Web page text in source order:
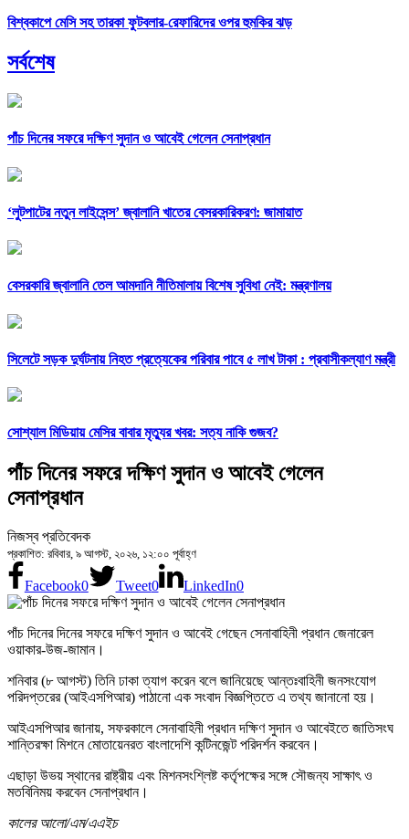
বিশ্বকাপে মেসি সহ তারকা ফুটবলার-রেফারিদের ওপর হুমকির ঝড়
সর্বশেষ
পাঁচ দিনের সফরে দক্ষিণ সুদান ও আবেই গেলেন সেনাপ্রধান
‘লুটপাটের নতুন লাইসেন্স’ জ্বালানি খাতের বেসরকারিকরণ: জামায়াত
বেসরকারি জ্বালানি তেল আমদানি নীতিমালায় বিশেষ সুবিধা নেই: মন্ত্রণালয়
সিলেটে সড়ক দুর্ঘটনায় নিহত প্রত্যেকের পরিবার পাবে ৫ লাখ টাকা : প্রবাসীকল্যাণ মন্ত্রী
সোশ্যাল মিডিয়ায় মেসির বাবার মৃত্যুর খবর: সত্য নাকি গুজব?
পাঁচ দিনের সফরে দক্ষিণ সুদান ও আবেই গেলেন
সেনাপ্রধান
নিজস্ব প্রতিবেদক
প্রকাশিত: রবিবার, ৯ আগস্ট, ২০২৬, ১২:০০ পূর্বাহ্ণ
Facebook0 Tweet0 LinkedIn0
পাঁচ দিনের দিনের সফরে দক্ষিণ সুদান ও আবেই গেছেন সেনাবাহিনী প্রধান জেনারেল
ওয়াকার-উজ-জামান।
শনিবার (৮ আগস্ট) তিনি ঢাকা ত্যাগ করেন বলে জানিয়েছে আন্তঃবাহিনী জনসংযোগ
পরিদপ্তরের (আইএসপিআর) পাঠানো এক সংবাদ বিজ্ঞপ্তিতে এ তথ্য জানানো হয়।
আইএসপিআর জানায়, সফরকালে সেনাবাহিনী প্রধান দক্ষিণ সুদান ও আবেইতে জাতিসংঘ
শান্তিরক্ষা মিশনে মোতায়েনরত বাংলাদেশি কন্টিনজেন্ট পরিদর্শন করবেন।
এছাড়া উভয় স্থানের রাষ্ট্রীয় এবং মিশনসংশ্লিষ্ট কর্তৃপক্ষের সঙ্গে সৌজন্য সাক্ষাৎ ও
মতবিনিময় করবেন সেনাপ্রধান।
কালের আলো/এম/এএইচ